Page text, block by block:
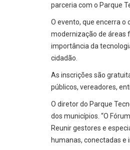
parceria com o Parque
O evento, que encerra o
modernização de áreas
importância da
cidadão.
As inscrições são
públicos, vereadores,
O diretor do Parque
dos municípios. “O
Reunir gestores e
humanas, conectadas e